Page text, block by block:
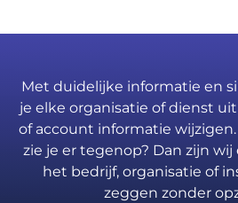
Met duidelijke informatie en
je elke organisatie of dienst
of account informatie
zie je er tegenop? Dan zijn wij
het bedrijf, organisatie of
zeggen zonder